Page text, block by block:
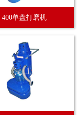
400单盘打磨机